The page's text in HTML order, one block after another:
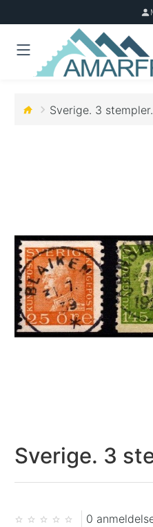
Sverige. 3 stempler.
Sverige. 3
0